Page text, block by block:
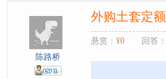
陈路桥
外购土套定额
悬赏：¥0 回答：